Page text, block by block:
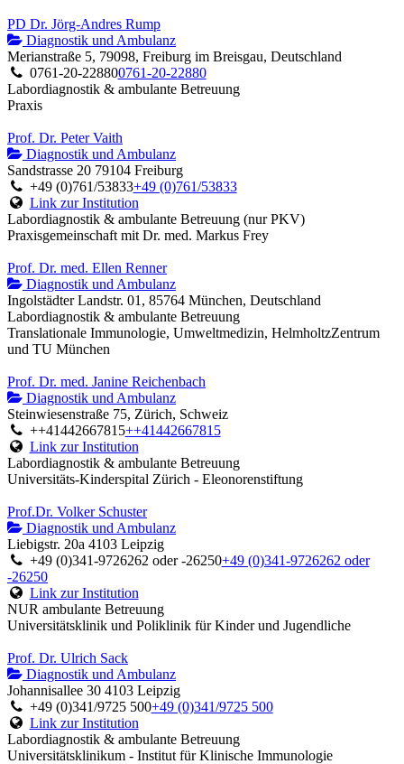
PD Dr. Jörg-Andres Rump
Diagnostik und Ambulanz
Merianstraße 5, 79098, Freiburg im Breisgau, Deutschland
0761-20-228800761-20-22880
Labordiagnostik & ambulante Betreuung
Praxis
Prof. Dr. Peter Vaith
Diagnostik und Ambulanz
Sandstrasse 20 79104 Freiburg
+49 (0)761/53833+49 (0)761/53833
Link zur Institution
Labordiagnostik & ambulante Betreuung (nur PKV)
Praxisgemeinschaft mit Dr. med. Markus Frey
Prof. Dr. med. Ellen Renner
Diagnostik und Ambulanz
Ingolstädter Landstr. 01, 85764 München, Deutschland
Labordiagnostik & ambulante Betreuung
Translationale Immunologie, Umweltmedizin, HelmholtzZentrum
und TU München
Prof. Dr. med. Janine Reichenbach
Diagnostik und Ambulanz
Steinwiesenstraße 75, Zürich, Schweiz
++41442667815++41442667815
Link zur Institution
Labordiagnostik & ambulante Betreuung
Universitäts-Kinderspital Zürich - Eleonorenstiftung
Prof.Dr. Volker Schuster
Diagnostik und Ambulanz
Liebigstr. 20a 4103 Leipzig
+49 (0)341-9726262 oder -26250+49 (0)341-9726262 oder
-26250
Link zur Institution
NUR ambulante Betreuung
Universitätsklinik und Poliklinik für Kinder und Jugendliche
Prof. Dr. Ulrich Sack
Diagnostik und Ambulanz
Johannisallee 30 4103 Leipzig
+49 (0)341/9725 500+49 (0)341/9725 500
Link zur Institution
Labordiagnostik & ambulante Betreuung
Universitätsklinikum - Institut für Klinische Immunologie